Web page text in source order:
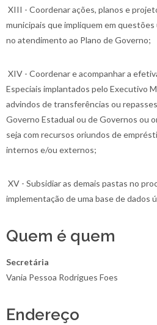
XIII - Coordenar ações, planos e
municipais que impliquem em
no atendimento ao Plano de Governo;
XIV - Coordenar e acompanhar a
Especiais implantados pelo Executivo
advindos de transferências ou
Governo Estadual ou de Governos ou
seja com recursos oriundos de
internos e/ou externos;
XV - Subsidiar as demais pastas no
implementação de uma base de dados
Quem é quem
Secretária
Vania Pessoa Rodrigues Foes
Endereço